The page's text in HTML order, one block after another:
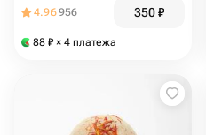
4.96956 350₽
88 ₽ × 4 платежа